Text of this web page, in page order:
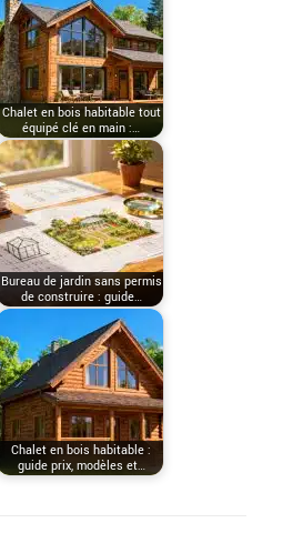
Chalet en bois habitable tout
équipé clé en main :…
Bureau de jardin sans permis
de construire : guide…
Chalet en bois habitable :
guide prix, modèles et…